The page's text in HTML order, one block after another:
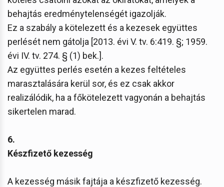
behajtás eredménytelenségét igazolják.
Ez a szabály a kötelezett és a kezesek együttes
perlését nem gátolja [2013. évi V. tv. 6:419. §; 1959.
évi IV. tv. 274. § (1) bek.].
Az együttes perlés esetén a kezes feltételes
marasztalására kerül sor, és ez csak akkor
realizálódik, ha a főkötelezett vagyonán a behajtás
sikertelen marad.
6.
Készfizető kezesség
A kezesség másik fajtája a készfizető kezesség.